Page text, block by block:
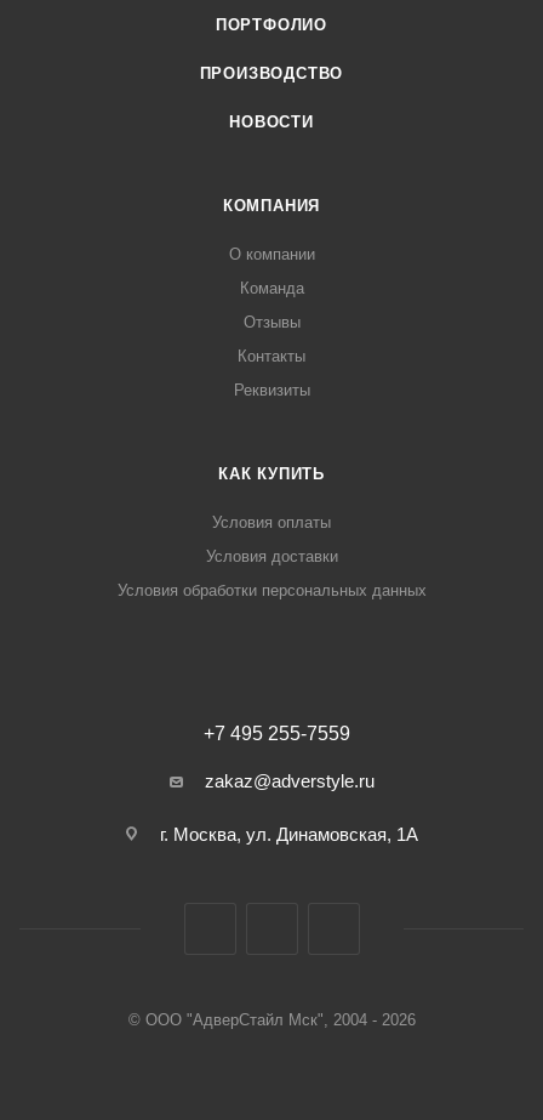
ПОРТФОЛИО
ПРОИЗВОДСТВО
НОВОСТИ
КОМПАНИЯ
О компании
Команда
Отзывы
Контакты
Реквизиты
КАК КУПИТЬ
Условия оплаты
Условия доставки
Условия обработки персональных данных
+7 495 255-7559
zakaz@adverstyle.ru
г. Москва, ул. Динамовская, 1А
© ООО "АдверСтайл Мск", 2004 - 2026